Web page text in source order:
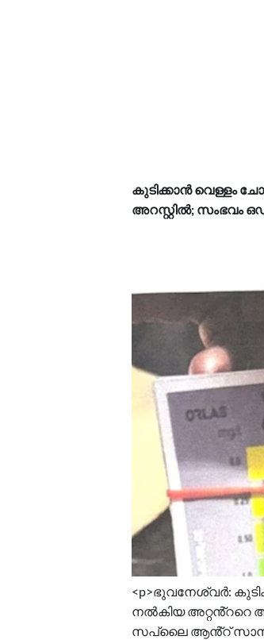
കുടിക്കാൻ വെള്ളം
അറസ്റ്റിൽ; സംഭവം
<p>ഭുവനേശ്വർ:
നൽകിയ അറ്റൻ്ററെ
സപ്ലൈ ആൻ്റ്